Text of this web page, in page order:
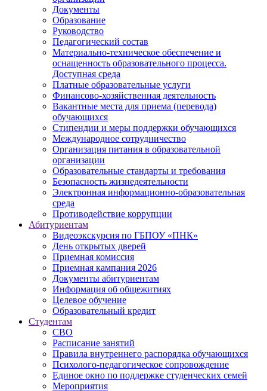
Документы
Образование
Руководство
Педагогический состав
Материально-техническое обеспечение и
оснащенность образовательного процесса.
Доступная среда
Платные образовательные услуги
Финансово-хозяйственная деятельность
Вакантные места для приема (перевода)
обучающихся
Стипендии и меры поддержки обучающихся
Международное сотрудничество
Организация питания в образовательной
организации
Образовательные стандарты и требования
Безопасность жизнедеятельности
Электронная информационно-образовательная
среда
Противодействие коррупции
Абитуриентам
Видеоэкскурсия по ГБПОУ «ПНК»
День открытых дверей
Приемная комиссия
Приемная кампания 2026
Дoкументы абитуриентам
Информация об общежитиях
Целевое обучение
Образовательный кредит
Студентам
СВО
Расписание занятий
Правила внутреннего распорядка обучающихся
Психолого-педагогическое сопровождение
Единое окно по поддержке студенческих семей
Мероприятия